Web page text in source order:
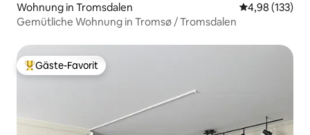
Wohnung in Tromsdalen
4,98 (133)
Gemütliche Wohnung in Tromsø / Tromsdalen
Beliebter Gäste-Favorit.
Gäste-Favorit